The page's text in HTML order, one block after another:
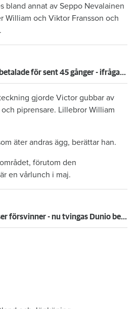
bland annat av Seppo Nevalainen
William och Viktor Fransson och
Hyresgäst betalade för sent 45 gånger - ifrågasätter vräkning: "Varför bryr sig värden först nu?"
gjorde Victor gubbar av
piprensare. Lillebror William
äter andras ägg, berättar han.
förutom den
en vårlunch i maj.
Gratisplatser försvinner - nu tvingas Dunio betala för parkeringen